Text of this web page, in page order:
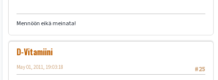
Mennöön eikä meinata!
D-Vitamiini
#25
May 01, 2011, 19:03:18